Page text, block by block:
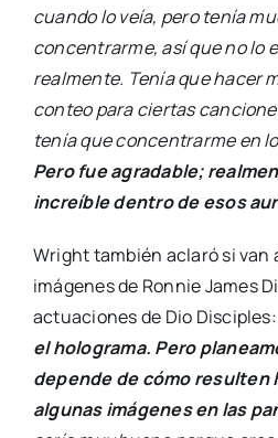
cuando lo veía, pero tenía
concentrarme, así que no lo
realmente. Tenía que hacer
conteo para ciertas
tenía que concentrarme en
Pero fue agradable;
increíble dentro de esos
Wright también aclaró si van
imágenes de Ronnie James
actuaciones de Dio Disciples:
el holograma. Pero
depende de cómo resulten
algunas imágenes en las